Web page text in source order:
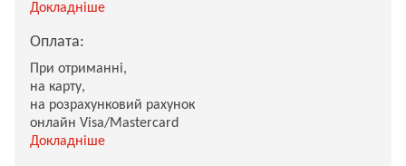
Докладніше
Оплата:
При отриманні,
на карту,
на розрахунковий рахунок
онлайн Visa/Mastercard
Докладніше